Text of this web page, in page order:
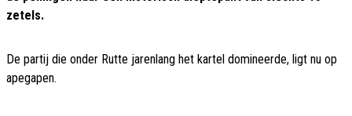
zetels.
De partij die onder Rutte jarenlang het kartel domineerde, ligt nu op
apegapen.